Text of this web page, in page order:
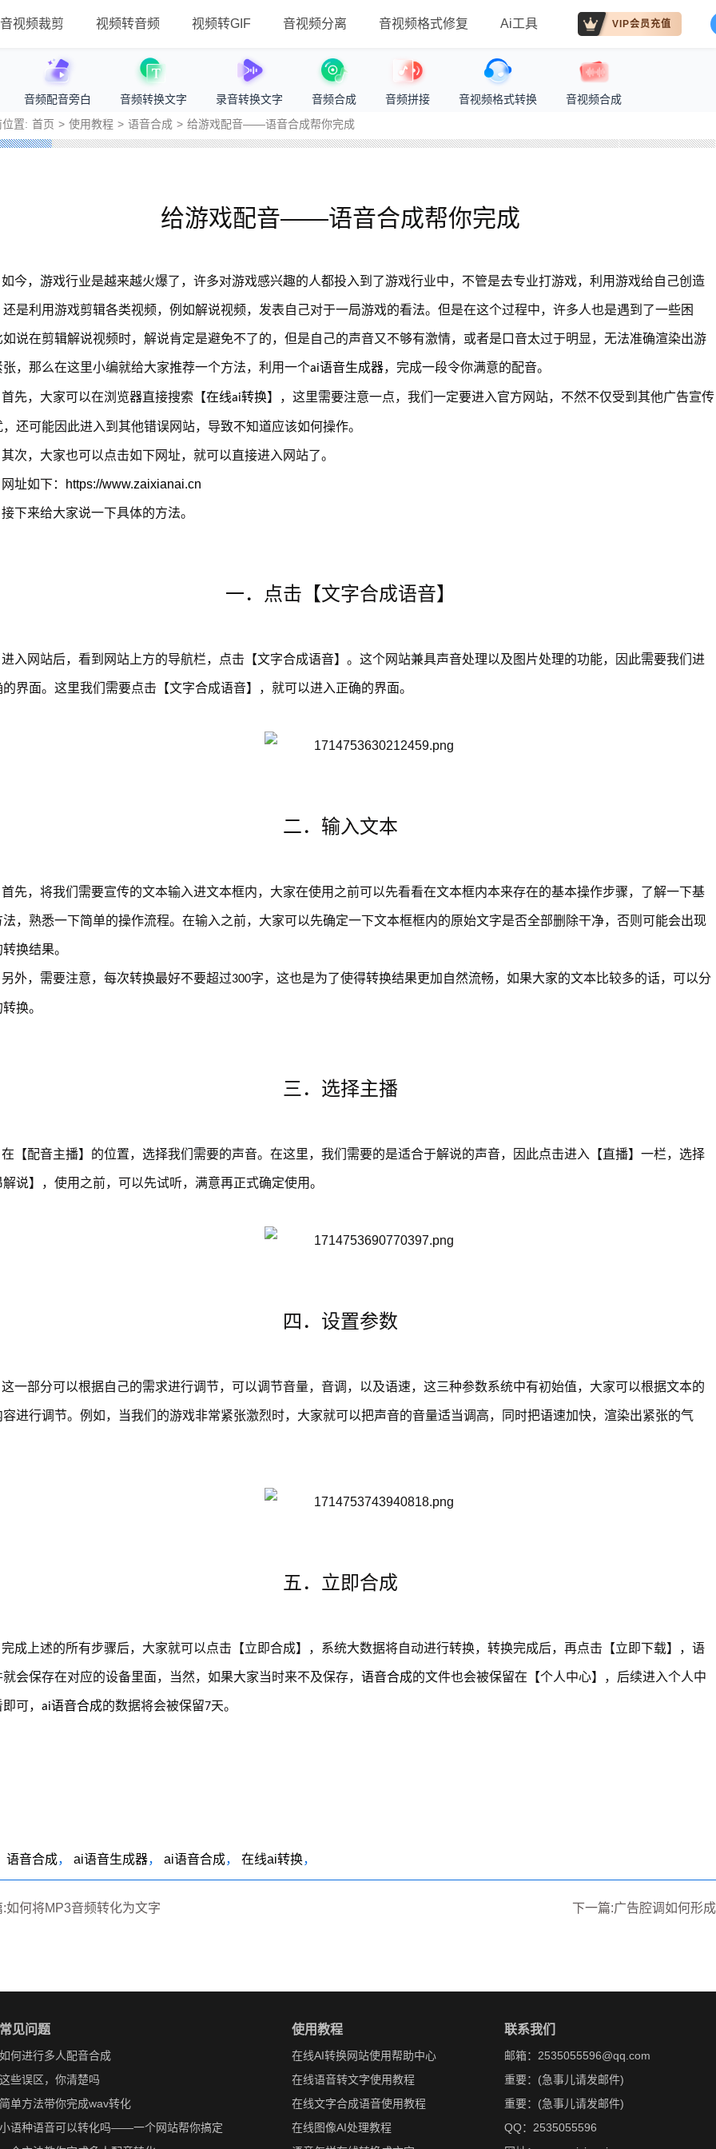
音视频裁剪 视频转音频 视频转GIF 音视频分离 音视频格式修复 Ai工具 VIP会员充值
音频配音旁白 音频转换文字 录音转换文字 音频合成 音频拼接 音视频格式转换 音视频合成
位置: 首页 > 使用教程 > 语音合成 > 给游戏配音——语音合成帮你完成
给游戏配音——语音合成帮你完成
如今，游戏行业是越来越火爆了，许多对游戏感兴趣的人都投入到了游戏行业中，不管是去专业打游戏，利用游戏给自己创造
还是利用游戏剪辑各类视频，例如解说视频，发表自己对于一局游戏的看法。但是在这个过程中，许多人也是遇到了一些困
如说在剪辑解说视频时，解说肯定是避免不了的，但是自己的声音又不够有激情，或者是口音太过于明显，无法准确渲染出游
张，那么在这里小编就给大家推荐一个方法，利用一个ai语音生成器，完成一段令你满意的配音。
首先，大家可以在浏览器直接搜索【在线ai转换】，这里需要注意一点，我们一定要进入官方网站，不然不仅受到其他广告宣传
，还可能因此进入到其他错误网站，导致不知道应该如何操作。
其次，大家也可以点击如下网址，就可以直接进入网站了。
网址如下： https://www.zaixianai.cn
接下来给大家说一下具体的方法。
一．点击【文字合成语音】
进入网站后，看到网站上方的导航栏，点击【文字合成语音】。这个网站兼具声音处理以及图片处理的功能，因此需要我们进
的界面。这里我们需要点击【文字合成语音】，就可以进入正确的界面。
二．输入文本
首先，将我们需要宣传的文本输入进文本框内，大家在使用之前可以先看看在文本框内本来存在的基本操作步骤，了解一下基
法，熟悉一下简单的操作流程。在输入之前，大家可以先确定一下文本框框内的原始文字是否全部删除干净，否则可能会出现
换结果。
另外，需要注意，每次转换最好不要超过300字，这也是为了使得转换结果更加自然流畅，如果大家的文本比较多的话，可以分
换。
三．选择主播
在【配音主播】的位置，选择我们需要的声音。在这里，我们需要的是适合于解说的声音，因此点击进入【直播】一栏，选择
解说】，使用之前，可以先试听，满意再正式确定使用。
四．设置参数
这一部分可以根据自己的需求进行调节，可以调节音量，音调，以及语速，这三种参数系统中有初始值，大家可以根据文本的
容进行调节。例如，当我们的游戏非常紧张激烈时，大家就可以把声音的音量适当调高，同时把语速加快，渲染出紧张的气
五．立即合成
完成上述的所有步骤后，大家就可以点击【立即合成】，系统大数据将自动进行转换，转换完成后，再点击【立即下载】，语
会保存在对应的设备里面，当然，如果大家当时来不及保存， 语音合成的文件也会被保留在【个人中心】，后续进入个人中
可， ai语音合成的数据将会被保留7天。
语音合成， ai语音生成器， ai语音合成， 在线ai转换，
:如何将MP3音频转化为文字 下一篇:广告腔调如何形成
常见问题
如何进行多人配音合成
这些误区，你清楚吗
简单方法带你完成wav转化
小语种语音可以转化吗——一个网站帮你搞定
使用教程
在线AI转换网站使用帮助中心
在线语音转文字使用教程
在线文字合成语音使用教程
在线图像AI处理教程
联系我们
邮箱：2535055596@qq.com
重要：(急事儿请发邮件)
重要：(急事儿请发邮件)
QQ：2535055596